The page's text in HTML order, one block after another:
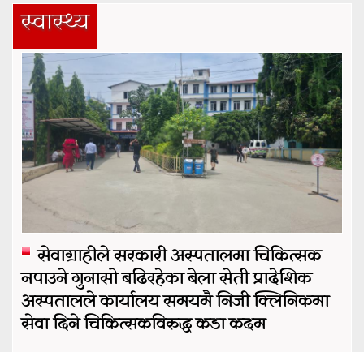
स्वास्थ्य
सेवाग्राहीले सरकारी अस्पतालमा चिकित्सक
नपाउने गुनासो बढिरहेका बेला सेती प्रादेशिक
अस्पतालले कार्यालय समयमै निजी क्लिनिकमा
सेवा दिने चिकित्सकविरुद्ध कडा कदम